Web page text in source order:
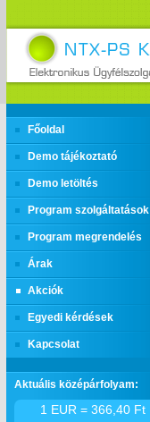
Főoldal
Demo tájékoztató
Demo letöltés
Program szolgáltatások
Program megrendelés
Árak
Akciók
Egyedi kérdések
Kapcsolat
Aktuális középárfolyam:
1 EUR = 366,40 Ft